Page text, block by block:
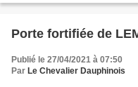
Porte fortifiée de
Publié le 27/04/2021 à 07:50
Par Le Chevalier Dauphinois